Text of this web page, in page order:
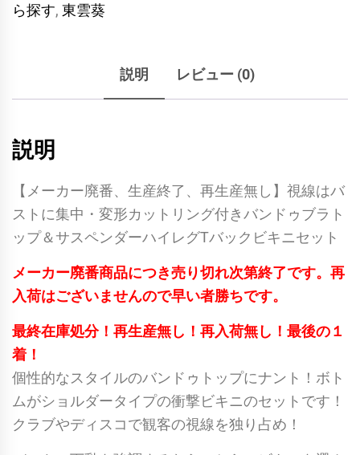
ら探す, 東雲葵
説明 レビュー (0)
説明
【メーカー廃番、生産終了、再生産無し】視線はバ
ストに集中・変形カットリング付きバンドゥブラト
ップ＆サスペンダーハイレグTバックビキニセット
メーカー廃番商品につき売り切れ次第終了です。再
入荷はございませんので早い者勝ちです。
最終在庫処分！再生産無し！再入荷無し！最後の１
着！
個性的なスタイルのバンドゥトップにナント！ボト
ムがショルダータイプの衝撃ビキニのセットです！
クラブやディスコで観客の視線を独り占め！